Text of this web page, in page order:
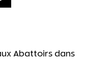
Abattoirs dans